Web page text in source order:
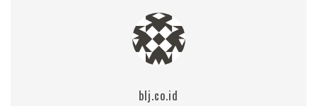
blj.co.id